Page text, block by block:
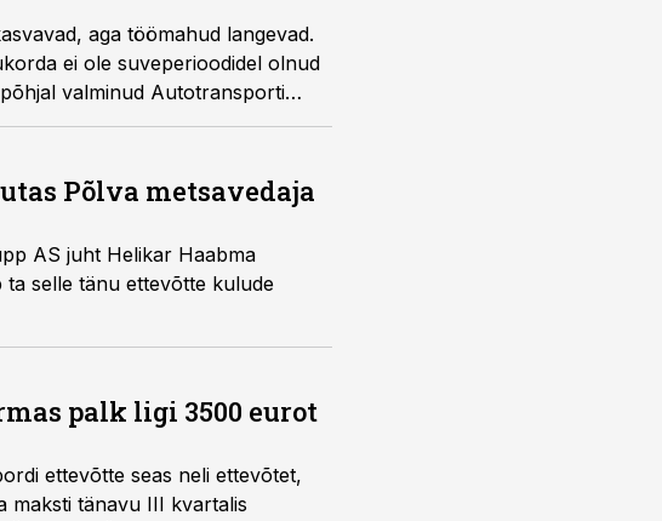
aga töömahud langevad.
ei ole suveperioodidel olnud
valminud Autotransporti
Põlva metsavedaja
AS juht Helikar Haabma
selle tänu ettevõtte kulude
palk ligi 3500 eurot
ettevõtte seas neli ettevõtet,
maksti tänavu III kvartalis